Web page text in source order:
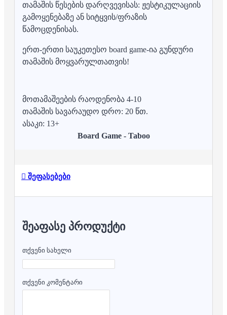
თამაშის წესების დარღვევისას: ჟესტიკულაციის
გამოყენებაზე ან სიტყვის/ფრაზის
წამოცდენისას.
ერთ-ერთი საუკეთესო board game-ია გუნდური
თამაშის მოყვარულთათვის!
მოთამაშეების რაოდენობა 4-10
თამაშის სავარაუდო დრო: 20 წთ.
ასაკი: 13+
Board Game - Taboo
შეფასებები
ᲨᲔᲐᲤᲐᲡᲔ ᲞᲠᲝᲓᲣᲥᲢᲘ
თქვენი სახელი
თქვენი კომენტარი